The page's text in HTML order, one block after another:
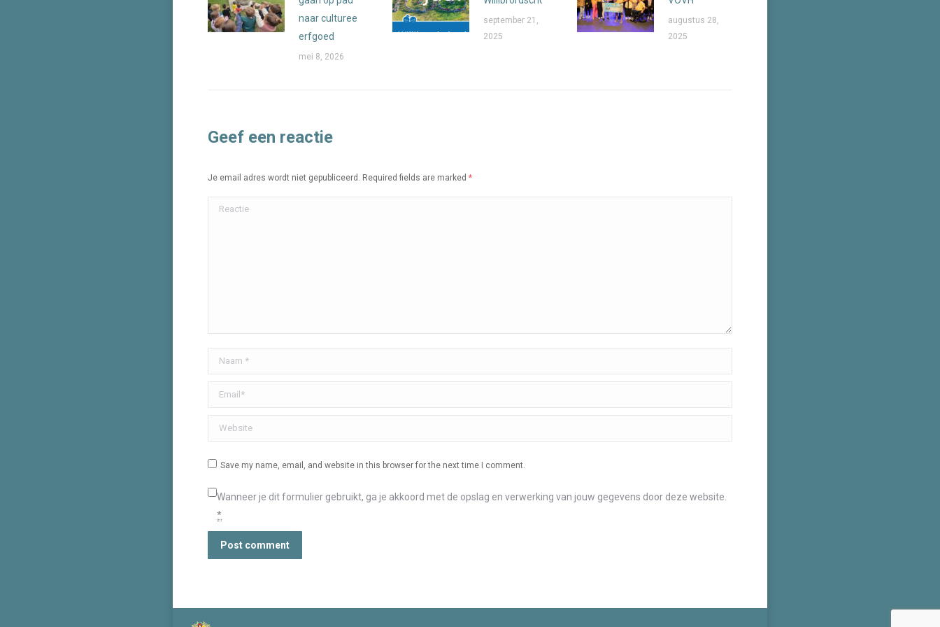
naar cultureel
erfgoed
mei 8, 2026
september 21,
2025
augustus 28,
2025
Geef een reactie
Je email adres wordt niet gepubliceerd. Required fields are marked *
Reactie
Naam *
Email *
Website
Save my name, email, and website in this browser for the next time I comment.
Wanneer je dit formulier gebruikt, ga je akkoord met de opslag en verwerking van jouw gegevens door deze website.
*
Post comment